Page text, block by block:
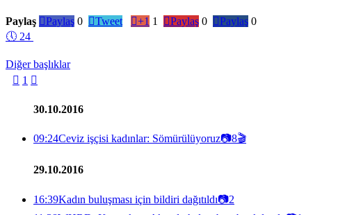
Paylaş Paylaş 0 Tweet +1 1 Paylaş 0 Paylaş 0
🕔 24
Diğer başlıklar
 1 
30.10.2016
09:24Ceviz işçisi kadınlar: Sömürülüyoruz📷8🎬
29.10.2016
16:39Kadın buluşması için bildiri dağıtıldı📷2